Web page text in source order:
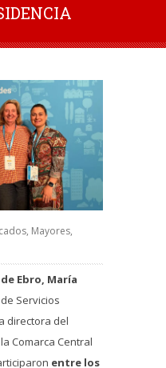
, Mayores,
Ebro, María
Servicios
directora del
Comarca Central
entre los